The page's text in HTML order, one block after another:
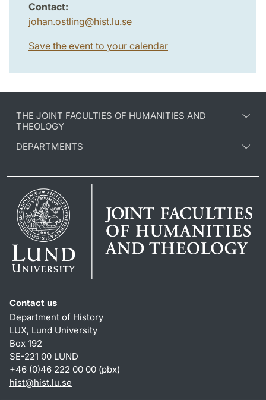
Contact:
johan.ostling@hist.lu.se
Save the event to your calendar
THE JOINT FACULTIES OF HUMANITIES AND
THEOLOGY
DEPARTMENTS
Contact us
Department of History
LUX, Lund University
Box 192
SE-221 00 LUND
+46 (0)46 222 00 00 (pbx)
hist@hist.lu.se